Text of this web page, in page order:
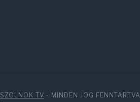
SZOLNOK TV - MINDEN JOG FENNTARTVA